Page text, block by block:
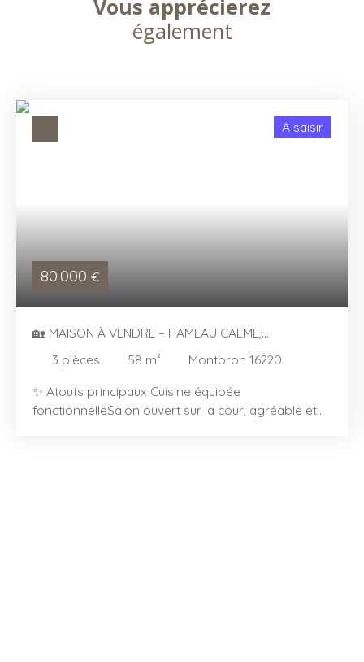
Vous apprécierez
également
80 000 €
A saisir
🏡 MAISON À VENDRE – HAMEAU CALME,
MONTBRON (16220)
3 pièces 58 m²
Montbron 16220
✨ Atouts principaux Cuisine équipée
fonctionnelleSalon ouvert sur la cour, agréable et